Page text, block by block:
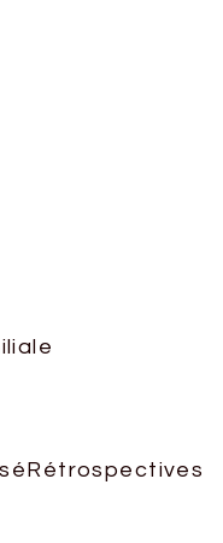
Rétrospectives